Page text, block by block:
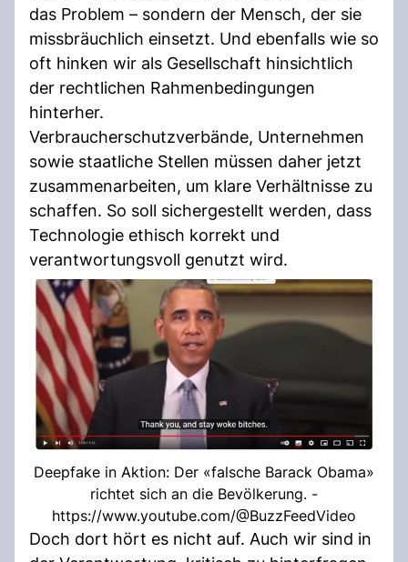
das Problem – sondern der Mensch, der sie
missbräuchlich einsetzt. Und ebenfalls wie so
oft hinken wir als Gesellschaft hinsichtlich
der rechtlichen Rahmenbedingungen
hinterher.
Verbraucherschutzverbände, Unternehmen
sowie staatliche Stellen müssen daher jetzt
zusammenarbeiten, um klare Verhältnisse zu
schaffen. So soll sichergestellt werden, dass
Technologie ethisch korrekt und
verantwortungsvoll genutzt wird.
Deepfake in Aktion: Der «falsche Barack Obama»
richtet sich an die Bevölkerung. -
https://www.youtube.com/@BuzzFeedVideo
Doch dort hört es nicht auf. Auch wir sind in